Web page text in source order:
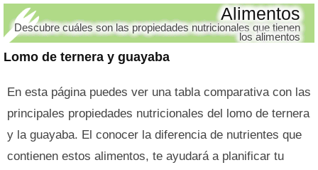
Lomo de ternera y guayaba
Alimentos
Descubre cuáles son las propiedades nutricionales que tienen
los alimentos
En esta página puedes ver una tabla comparativa con las
principales propiedades nutricionales del lomo de ternera
y la guayaba. El conocer la diferencia de nutrientes que
contienen estos alimentos, te ayudará a planificar tu